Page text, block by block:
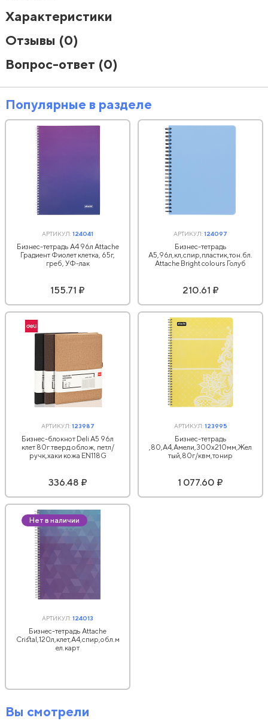
Характеристики
Отзывы (0)
Вопрос-ответ (0)
Популярные в разделе
АРТИКУЛ:124041
Бизнес-тетрадь А4 96л Attache
Градиент Фиолет клетка, 65г,
греб, УФ-лак
155.71 ₽
АРТИКУЛ:124097
Бизнес-тетрадь
А5,96л,кл,спир,пластик,тон.бл.
Attache Bright colours Голуб
210.61 ₽
АРТИКУЛ:123987
Бизнес-блокнот Deli А5 96л
клет 80г тверд.облож, петл/
ручк,хаки кожа EN118G
336.48 ₽
АРТИКУЛ:123995
Бизнес-тетрадь
,80,А4,Амели,300х210мм,Жел
тый,80г/квм,тонир
1 077.60 ₽
Нет в наличии
АРТИКУЛ:124013
Бизнес-тетрадь Attache
Cristal,120л,клет,А4,спир,обл.м
ел.карт
Вы смотрели